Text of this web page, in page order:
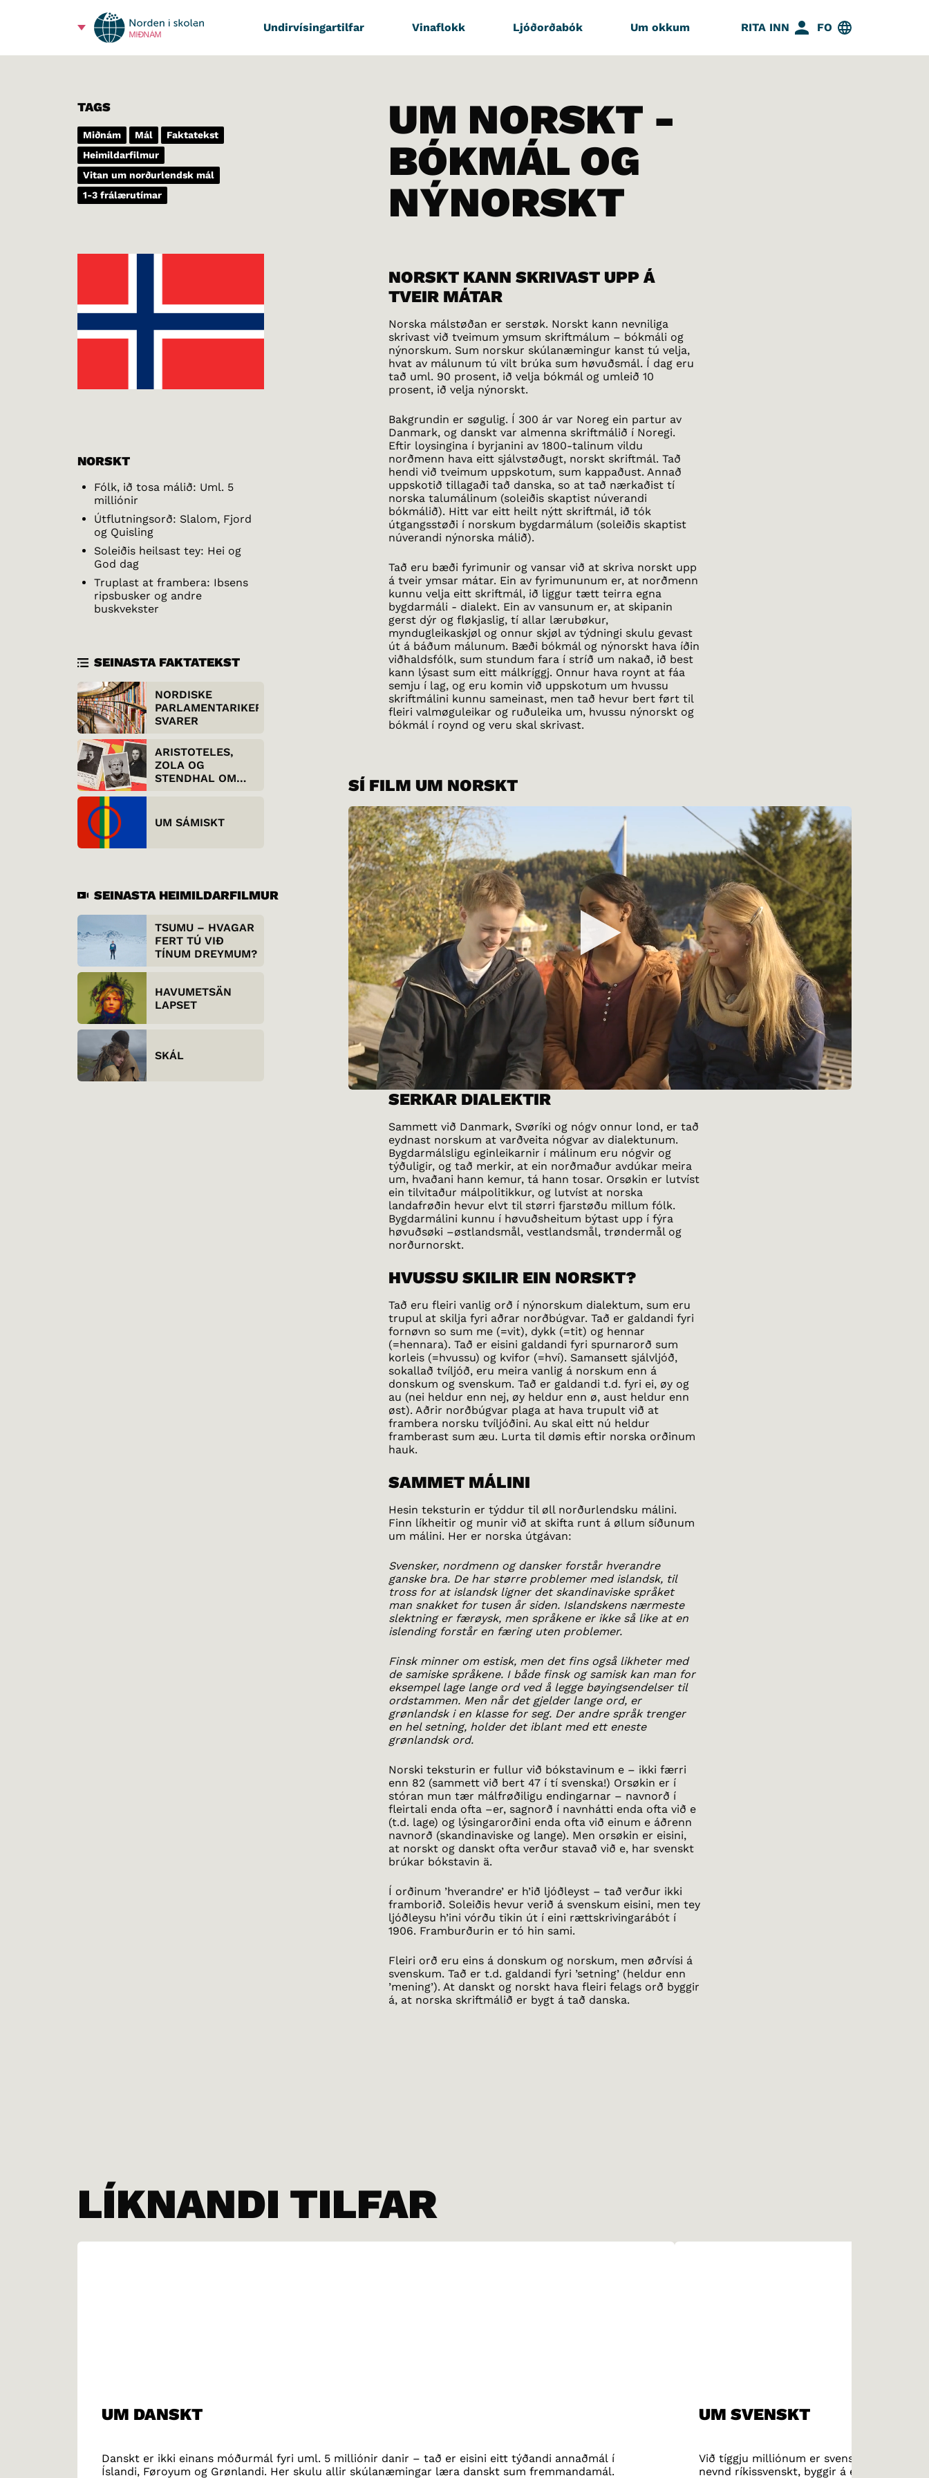
MIÐNÁM
Undirvísingartilfar Vinaflokk Ljóðorðabók Um okkum RITA INN FO
TAGS
Miðnám Mál
Faktatekst
Heimildarfilmur
Vitan um norðurlendsk mál
1-3 frálærutímar
NORSKT
Fólk, ið tosa málið: Uml. 5
milliónir
Útflutningsorð: Slalom, Fjord
og Quisling
Soleiðis heilsast tey: Hei og
God dag
Truplast at frambera: Ibsens
ripsbusker og andre
buskvekster
SEINASTA FAKTATEKST
NORDISKE
PARLAMENTARIKER
SVARER
ARISTOTELES,
ZOLA OG
STENDHAL OM
UM SÁMISKT
SEINASTA HEIMILDARFILMUR
TSUMU – HVAGAR
FERT TÚ VIÐ
TÍNUM DREYMUM?
HAVUMETSÄN
LAPSET
SKÁL
UM NORSKT -
BÓKMÁL OG
NÝNORSKT
NORSKT KANN SKRIVAST UPP Á
TVEIR MÁTAR
Norska málstøðan er serstøk. Norskt kann nevniliga
skrivast við tveimum ymsum skriftmálum – bókmáli og
nýnorskum. Sum norskur skúlanæmingur kanst tú velja,
hvat av málunum tú vilt brúka sum høvuðsmál. Í dag eru
tað uml. 90 prosent, ið velja bókmál og umleið 10
prosent, ið velja nýnorskt.
Bakgrundin er søgulig. Í 300 ár var Noreg ein partur av
Danmark, og danskt var almenna skriftmálið í Noregi.
Eftir loysingina í byrjanini av 1800-talinum vildu
norðmenn hava eitt sjálvstøðugt, norskt skriftmál. Tað
hendi við tveimum uppskotum, sum kappaðust. Annað
uppskotið tillagaði tað danska, so at tað nærkaðist tí
norska talumálinum (soleiðis skaptist núverandi
bókmálið). Hitt var eitt heilt nýtt skriftmál, ið tók
útgangsstøði í norskum bygdarmálum (soleiðis skaptist
núverandi nýnorska málið).
Tað eru bæði fyrimunir og vansar við at skriva norskt upp
á tveir ymsar mátar. Ein av fyrimununum er, at norðmenn
kunnu velja eitt skriftmál, ið liggur tætt teirra egna
bygdarmáli - dialekt. Ein av vansunum er, at skipanin
gerst dýr og fløkjaslig, tí allar lærubøkur,
myndugleikaskjøl og onnur skjøl av týdningi skulu gevast
út á báðum málunum. Bæði bókmál og nýnorskt hava íðin
viðhaldsfólk, sum stundum fara í stríð um nakað, ið best
kann lýsast sum eitt málkríggj. Onnur hava roynt at fáa
semju í lag, og eru komin við uppskotum um hvussu
skriftmálini kunnu sameinast, men tað hevur bert ført til
fleiri valmøguleikar og ruðuleika um, hvussu nýnorskt og
bókmál í roynd og veru skal skrivast.
SÍ FILM UM NORSKT
SERKAR DIALEKTIR
Sammett við Danmark, Svøríki og nógv onnur lond, er tað
eydnast norskum at varðveita nógvar av dialektunum.
Bygdarmálsligu eginleikarnir í málinum eru nógvir og
týðuligir, og tað merkir, at ein norðmaður avdúkar meira
um, hvaðani hann kemur, tá hann tosar. Orsøkin er lutvíst
ein tilvitaður málpolitikkur, og lutvíst at norska
landafrøðin hevur elvt til størri fjarstøðu millum fólk.
Bygdarmálini kunnu í høvuðsheitum býtast upp í fýra
høvuðsøki –østlandsmål, vestlandsmål, trøndermål og
norðurnorskt.
HVUSSU SKILIR EIN NORSKT?
Tað eru fleiri vanlig orð í nýnorskum dialektum, sum eru
trupul at skilja fyri aðrar norðbúgvar. Tað er galdandi fyri
fornøvn so sum me (=vit), dykk (=tit) og hennar
(=hennara). Tað er eisini galdandi fyri spurnarorð sum
korleis (=hvussu) og kvifor (=hví). Samansett sjálvljóð,
sokallað tvíljóð, eru meira vanlig á norskum enn á
donskum og svenskum. Tað er galdandi t.d. fyri ei, øy og
au (nei heldur enn nej, øy heldur enn ø, aust heldur enn
øst). Aðrir norðbúgvar plaga at hava trupult við at
frambera norsku tvíljóðini. Au skal eitt nú heldur
framberast sum æu. Lurta til dømis eftir norska orðinum
hauk.
SAMMET MÁLINI
Hesin teksturin er týddur til øll norðurlendsku málini.
Finn líkheitir og munir við at skifta runt á øllum síðunum
um málini. Her er norska útgávan:
Svensker, nordmenn og dansker forstår hverandre
ganske bra. De har større problemer med islandsk, til
tross for at islandsk ligner det skandinaviske språket
man snakket for tusen år siden. Islandskens nærmeste
slektning er færøysk, men språkene er ikke så like at en
islending forstår en færing uten problemer.
Finsk minner om estisk, men det fins også likheter med
de samiske språkene. I både finsk og samisk kan man for
eksempel lage lange ord ved å legge bøyingsendelser til
ordstammen. Men når det gjelder lange ord, er
grønlandsk i en klasse for seg. Der andre språk trenger
en hel setning, holder det iblant med ett eneste
grønlandsk ord.
Norski teksturin er fullur við bókstavinum e – ikki færri
enn 82 (sammett við bert 47 í tí svenska!) Orsøkin er í
stóran mun tær málfrøðiligu endingarnar – navnorð í
fleirtali enda ofta –er, sagnorð í navnhátti enda ofta við e
(t.d. lage) og lýsingarorðini enda ofta við einum e áðrenn
navnorð (skandinaviske og lange). Men orsøkin er eisini,
at norskt og danskt ofta verður stavað við e, har svenskt
brúkar bókstavin ä.
Í orðinum ’hverandre’ er h’ið ljóðleyst – tað verður ikki
framborið. Soleiðis hevur verið á svenskum eisini, men tey
ljóðleysu h’ini vórðu tikin út í eini rættskrivingarábót í
1906. Framburðurin er tó hin sami.
Fleiri orð eru eins á donskum og norskum, men øðrvísi á
svenskum. Tað er t.d. galdandi fyri ’setning’ (heldur enn
’mening’). At danskt og norskt hava fleiri felags orð byggir
á, at norska skriftmálið er bygt á tað danska.
LÍKNANDI TILFAR
UM DANSKT
Danskt er ikki einans móðurmál fyri uml. 5 milliónir danir – tað er eisini eitt týðandi annaðmál í
Íslandi, Føroyum og Grønlandi. Her skulu allir skúlanæmingar læra danskt sum fremmandamál.
UM SVENSKT
Við tíggju milliónum er svenskt tað
nevnd ríkissvenskt, byggir á eina dialekt,